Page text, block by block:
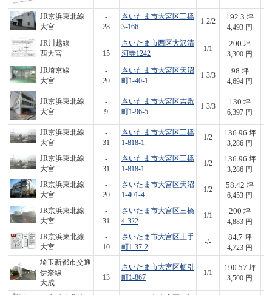
JR京浜東北線
大宮
-
28
さいたま市大宮区三橋
3-166
1-2/2
192.3 坪
4,493 円
JR川越線
西大宮
-
15
さいたま市西区大沢清
河寺1242
1/1
200 坪
3,300 円
JR埼京線
大宮
-
20
さいたま市大宮区天沼
町1-40-1
1-3/3
98 坪
4,694 円
JR京浜東北線
大宮
-
9
さいたま市大宮区吉敷
町1-96-5
1-3/3
130 坪
6,397 円
JR京浜東北線
大宮
-
31
さいたま市大宮区三橋
1-818-1
1/2
136.96 坪
3,286 円
JR京浜東北線
大宮
-
31
さいたま市大宮区三橋
1-818-1
1/2
136.96 坪
3,286 円
JR京浜東北線
大宮
-
20
さいたま市大宮区天沼
1-401-4
1/2
58.42 坪
6,453 円
JR京浜東北線
大宮
-
31
さいたま市大宮区三橋
4-322
1/1
200 坪
4,883 円
JR京浜東北線
大宮
-
10
さいたま市大宮区土手
町1-37-2
-/-
84.7 坪
4,723 円
埼玉新都市交通
伊奈線
大成
-
13
さいたま市大宮区櫛引
町1-867
1/1
190.57 坪
3,500 円